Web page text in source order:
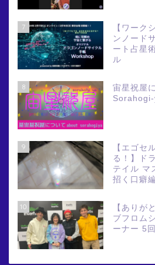
7
【ワーク
ンノード
ート占星
ル
8
宙星祝屋
9
【エゴセ
る！】ド
テイル マ
招く口癖
10
【ありが
ブフロム
ーナー 5